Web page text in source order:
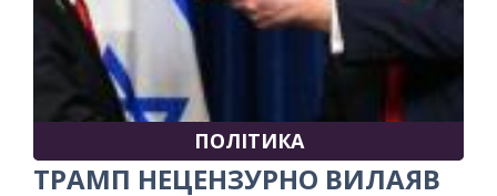
ПОЛІТИКА
ТРАМП НЕЦЕНЗУРНО ВИЛАЯВ